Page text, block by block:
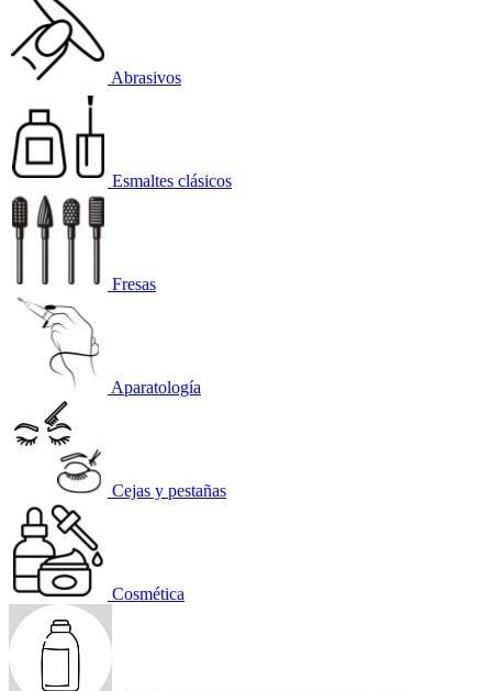
Abrasivos
Esmaltes clásicos
Fresas
Aparatología
Cejas y pestañas
Cosmética